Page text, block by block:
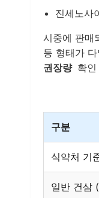
진세노사
시중에 판매
등 형태가
권장량 확
구분
식약처 기
일반 건삼